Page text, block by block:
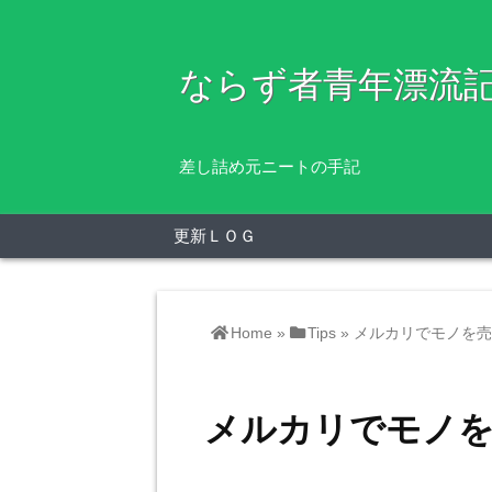
ならず者青年漂流
差し詰め元ニートの手記
更新ＬＯＧ
Home » Tips » メルカリでモノを
メルカリでモノ